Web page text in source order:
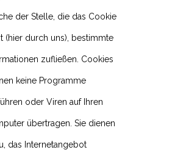
der Stelle, die das Cookie
(hier durch uns), bestimmte
zufließen. Cookies
keine Programme
oder Viren auf Ihren
übertragen. Sie dienen
das Internetangebot